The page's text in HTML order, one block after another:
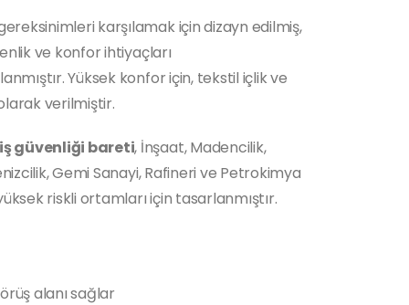
karşılamak için dizayn edilmiş,
ve konfor ihtiyaçları
Yüksek konfor için, tekstil içlik ve
verilmiştir.
güvenliği bareti, İnşaat, Madencilik,
Gemi Sanayi, Rafineri ve Petrokimya
riskli ortamları için tasarlanmıştır.
alanı sağlar